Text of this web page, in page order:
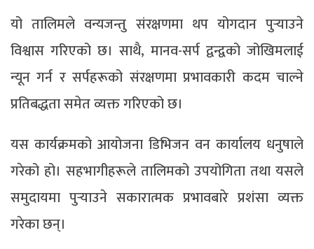
यो तालिमले वन्यजन्तु संरक्षणमा थप योगदान पुर्‍याउने
विश्वास गरिएको छ। साथै, मानव-सर्प द्वन्द्वको जोखिमलाई
न्यून गर्न र सर्पहरूको संरक्षणमा प्रभावकारी कदम चाल्ने
प्रतिबद्धता समेत व्यक्त गरिएको छ।
यस कार्यक्रमको आयोजना डिभिजन वन कार्यालय धनुषाले
गरेको हो। सहभागीहरूले तालिमको उपयोगिता तथा यसले
समुदायमा पुर्‍याउने सकारात्मक प्रभावबारे प्रशंसा व्यक्त
गरेका छन्।